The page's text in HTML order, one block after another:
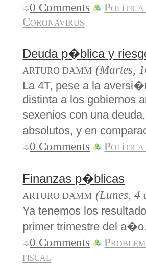
0 Comments
Coronavirus
Deuda p�blica y
ARTURO DAMM (Martes,
La 4T, pese a la
distinta a los gobiernos
sexenios con una
absolutos, y en
0 Comments
Finanzas p�blicas
ARTURO DAMM (Lunes, 4
Ya tenemos los
primer trimestre del
0 Comments
fiscal